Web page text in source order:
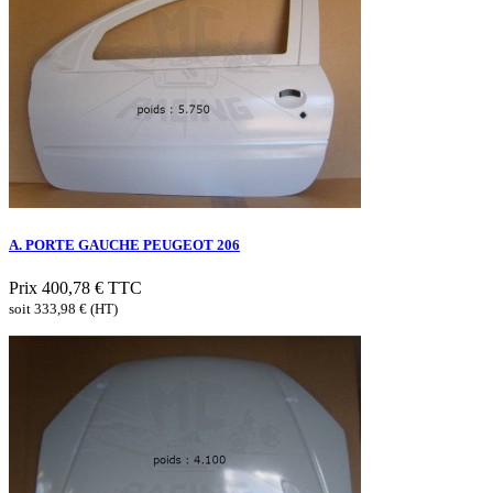
A. PORTE GAUCHE PEUGEOT 206
Prix 400,78 € TTC
soit 333,98 € (HT)